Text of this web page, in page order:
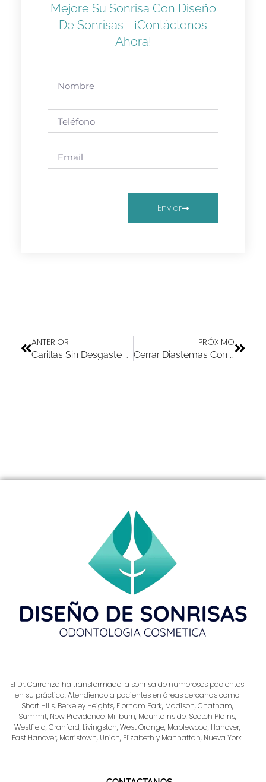
Mejore Su Sonrisa Con Diseño
De Sonrisas - ¡Contáctenos
Ahora!
Enviar
ANTERIOR
Carillas Sin Desgaste Dental En Westfield NJ | Diseño De Sonrisas
PRÓXIMO
Cerrar Diastemas Con Carillas En Westfield NJ | Diseño De Sonrisas
El Dr. Carranza ha transformado la sonrisa de numerosos pacientes
en su práctica. Atendiendo a pacientes en áreas cercanas como
Short Hills, Berkeley Heights, Florham Park, Madison, Chatham,
Summit, New Providence, Millburn, Mountainside, Scotch Plains,
Westfield, Cranford, Livingston, West Orange, Maplewood, Hanover,
East Hanover, Morristown, Union, Elizabeth y Manhattan, Nueva York.